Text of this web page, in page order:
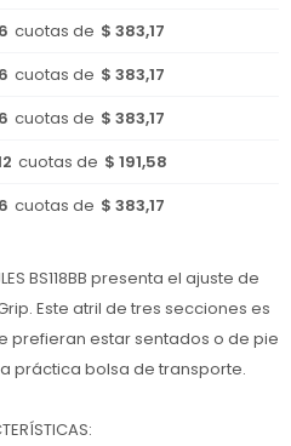
6 cuotas de $ 383,17
6 cuotas de $ 383,17
6 cuotas de $ 383,17
cuotas de $ 191,58
6 cuotas de $ 383,17
BS118BB presenta el ajuste de
Este atril de tres secciones es
prefieran estar sentados o de pie
práctica bolsa de transporte.